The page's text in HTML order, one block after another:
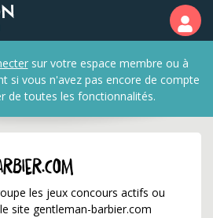
barbier.com
sur votre espace membre ou à
si vous n'avez pas encore de compte
de toutes les fonctionnalités.
les jeux concours actifs ou
site gentleman-barbier.com